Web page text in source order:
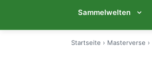
Sammelwelten
Startseite › Masterverse ›